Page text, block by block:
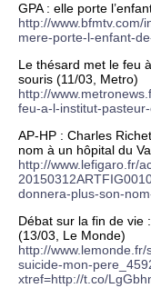
GPA : elle porte
http://
mere-porte-l-enfant-
Le thésard met le feu
souris (11/03, Metro)
http://
feu-a-l-institut-
AP-HP : Charles
nom à un hôpital du
http://www.lefigaro.fr/
donnera-plus-son-
Débat sur la fin de vie
(13/03, Le Monde)
http://
suicide-mon-
xtref=http://t.co/